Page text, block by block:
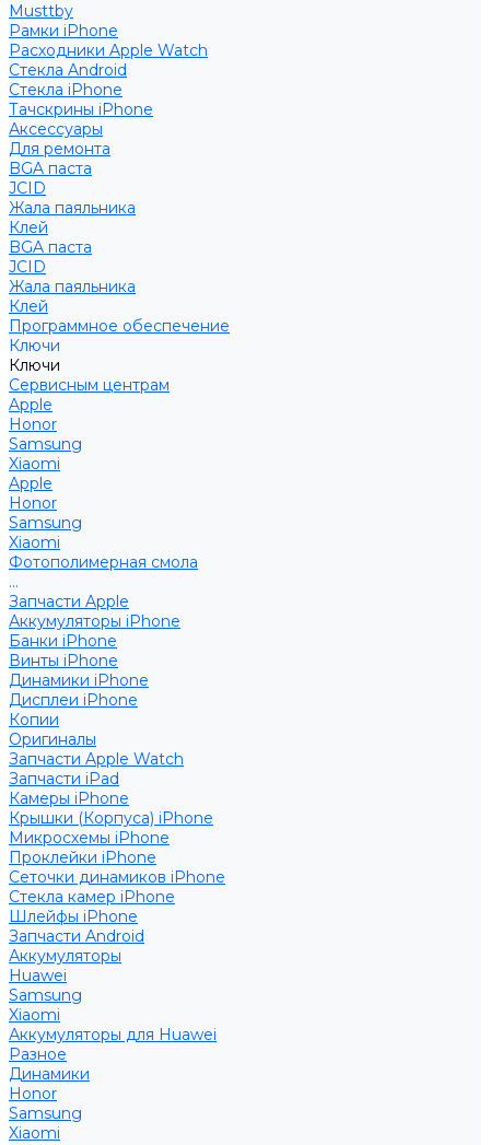
Musttby
Рамки iPhone
Расходники Apple Watch
Стекла Android
Стекла iPhone
Тачскрины iPhone
Аксессуары
Для ремонта
BGA паста
JCID
Жала паяльника
Клей
BGA паста
JCID
Жала паяльника
Клей
Программное обеспечение
Ключи
Ключи
Сервисным центрам
Apple
Honor
Samsung
Xiaomi
Apple
Honor
Samsung
Xiaomi
Фотополимерная смола
...
Запчасти Apple
Аккумуляторы iPhone
Банки iPhone
Винты iPhone
Динамики iPhone
Дисплеи iPhone
Копии
Оригиналы
Запчасти Apple Watch
Запчасти iPad
Камеры iPhone
Крышки (Корпуса) iPhone
Микросхемы iPhone
Проклейки iPhone
Сеточки динамиков iPhone
Стекла камер iPhone
Шлейфы iPhone
Запчасти Android
Аккумуляторы
Huawei
Samsung
Xiaomi
Аккумуляторы для Huawei
Разное
Динамики
Honor
Samsung
Xiaomi